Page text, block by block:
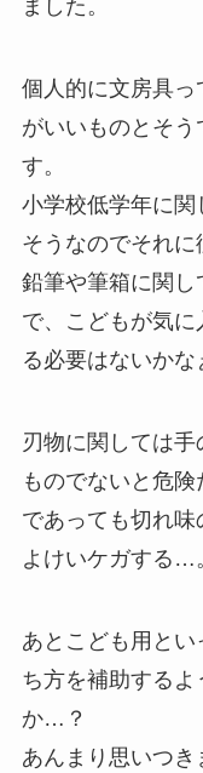
ました。
個人的に文房具
がいいものとそう
す。
小学校低学年に関
そうなのでそれに
鉛筆や筆箱に関
で、こどもが気
る必要はないかな
刃物に関しては
ものでないと危
であっても切れ味
よけいケガする…
あとこども用と
ち方を補助するよ
か…？
あんまり思いつ